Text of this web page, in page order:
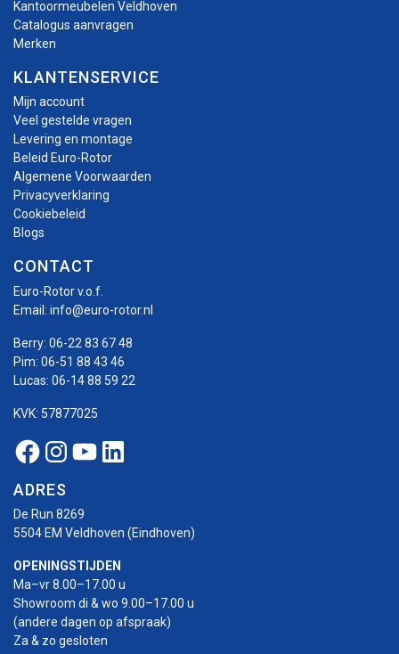
Kantoormeubelen Veldhoven
Catalogus aanvragen
Merken
KLANTENSERVICE
Mijn account
Veel gestelde vragen
Levering en montage
Beleid Euro-Rotor
Algemene Voorwaarden
Privacyverklaring
Cookiebeleid
Blogs
CONTACT
Euro-Rotor v.o.f.
Email: info@euro-rotor.nl
Berry: 06-22 83 67 48
Pim: 06-51 88 43 46
Lucas: 06-14 88 59 22
KVK: 57877025
Facebook Euro-rotor
Instagram Euro-rotor
Youtube Euro-rotor
Linkedin Euro-rotor
ADRES
De Run 8269
5504 EM Veldhoven (Eindhoven)
OPENINGSTIJDEN
Ma–vr 8.00–17.00 u
Showroom di & wo 9.00–17.00 u
(andere dagen op afspraak)
Za & zo gesloten